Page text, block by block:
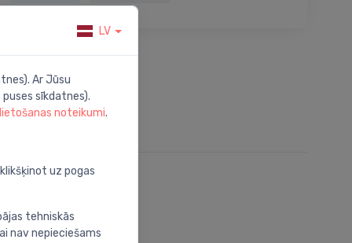
LV
Ar Jūsu
sīkdatnes).
noteikumi.
uz pogas
tehniskās
nav nepieciešams